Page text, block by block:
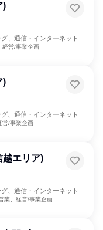
)
、通信・インターネット
経営/事業企画
)
、通信・インターネット
営/事業企画
越エリア)
、通信・インターネット
業、経営/事業企画